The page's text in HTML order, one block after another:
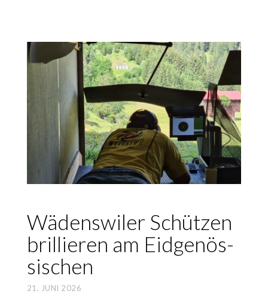
Wädens­wi­ler Schüt­zen
bril­lie­ren am Eid­ge­nös­
si­schen
21. JUNI 2026